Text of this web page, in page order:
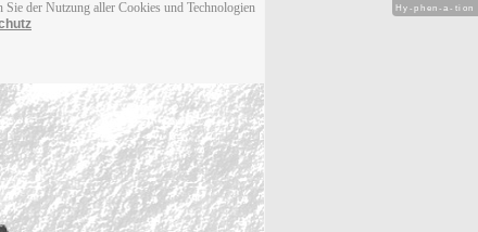
der Nutzung aller Cookies und Technologien
Hy-phen-a-tion